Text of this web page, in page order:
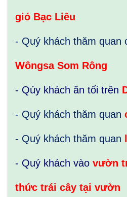
gió Bạc Liêu
- Quý khách thăm quan
Wôngsa Som Rông
- Qúy khách ăn tối trên
- Quý khách thăm quan
- Quý khách thăm quan
- Quý khách vào vườn
thức trái cây tại vườn